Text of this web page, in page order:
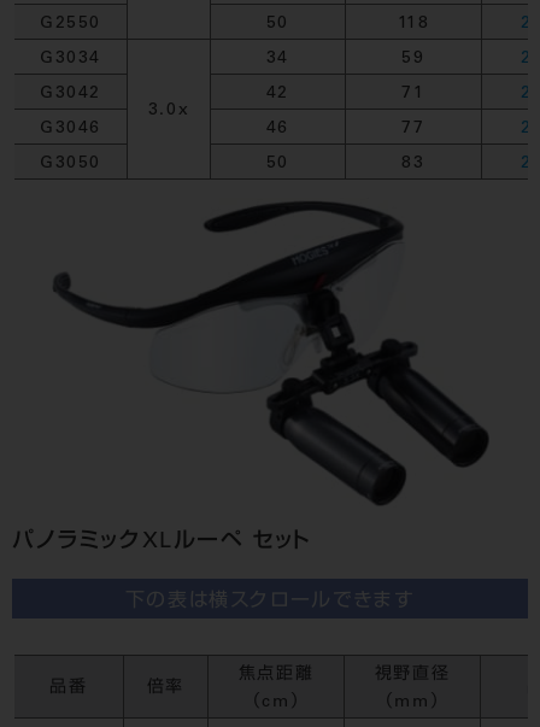
G2550 50 118
G3034
3.0x
34 59
G3042 42 71
G3046 46 77
G3050 50 83
パノラミックXLルーペ セット
下の表は横スクロールできます
品番 倍率
焦点距離
（cm）
視野直径
（mm）